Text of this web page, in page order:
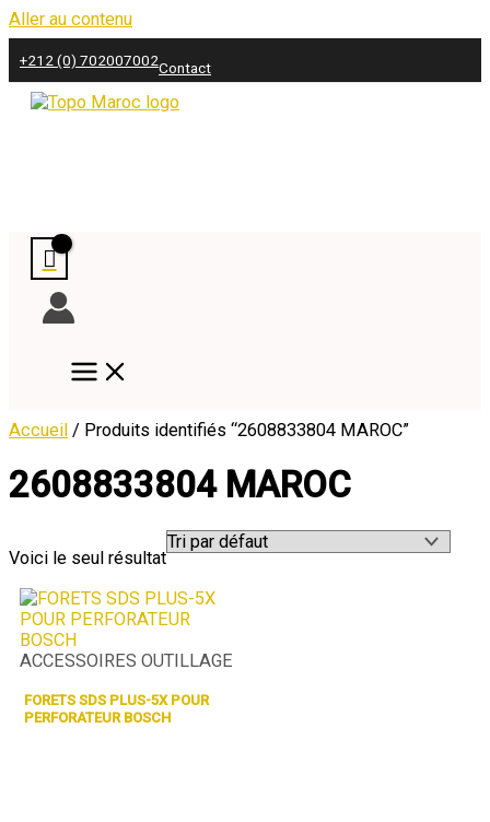
Aller au contenu
+212 (0) 702007002Contact
Accueil / Produits identifiés “2608833804 MAROC”
2608833804 MAROC
Voici le seul résultat
ACCESSOIRES OUTILLAGE
FORETS SDS PLUS-5X POUR
PERFORATEUR BOSCH